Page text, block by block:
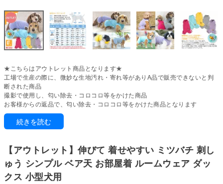
★こちらはアウトレット商品となります★
工場で生産の際に、微妙な生地汚れ・寄れ等がありA品で販売できないと判
断された商品
撮影で使用し、匂い除去・コロコロ等をかけた商品
お客様からの返品で、匂い除去・コロコロ等をかけた商品となります
ぽっちゃり体型でもしっかりフィット。
驚くほど伸縮性が高く、体にやさしく寄り添います。締めつけ感がなく快適
ベア天竺は、綿とポリウレタンを混合することで優れた伸縮性を持ち、体に
フィットする特長があります。
この高いストレッチ性により、ワンちゃんのストレスを軽くします。
続きを読む
【アウトレット】伸びて 着せやすい ミツバチ 刺し
ゅう シンプル ベア天 お部屋着 ルームウェア ダッ
クス 小型犬用